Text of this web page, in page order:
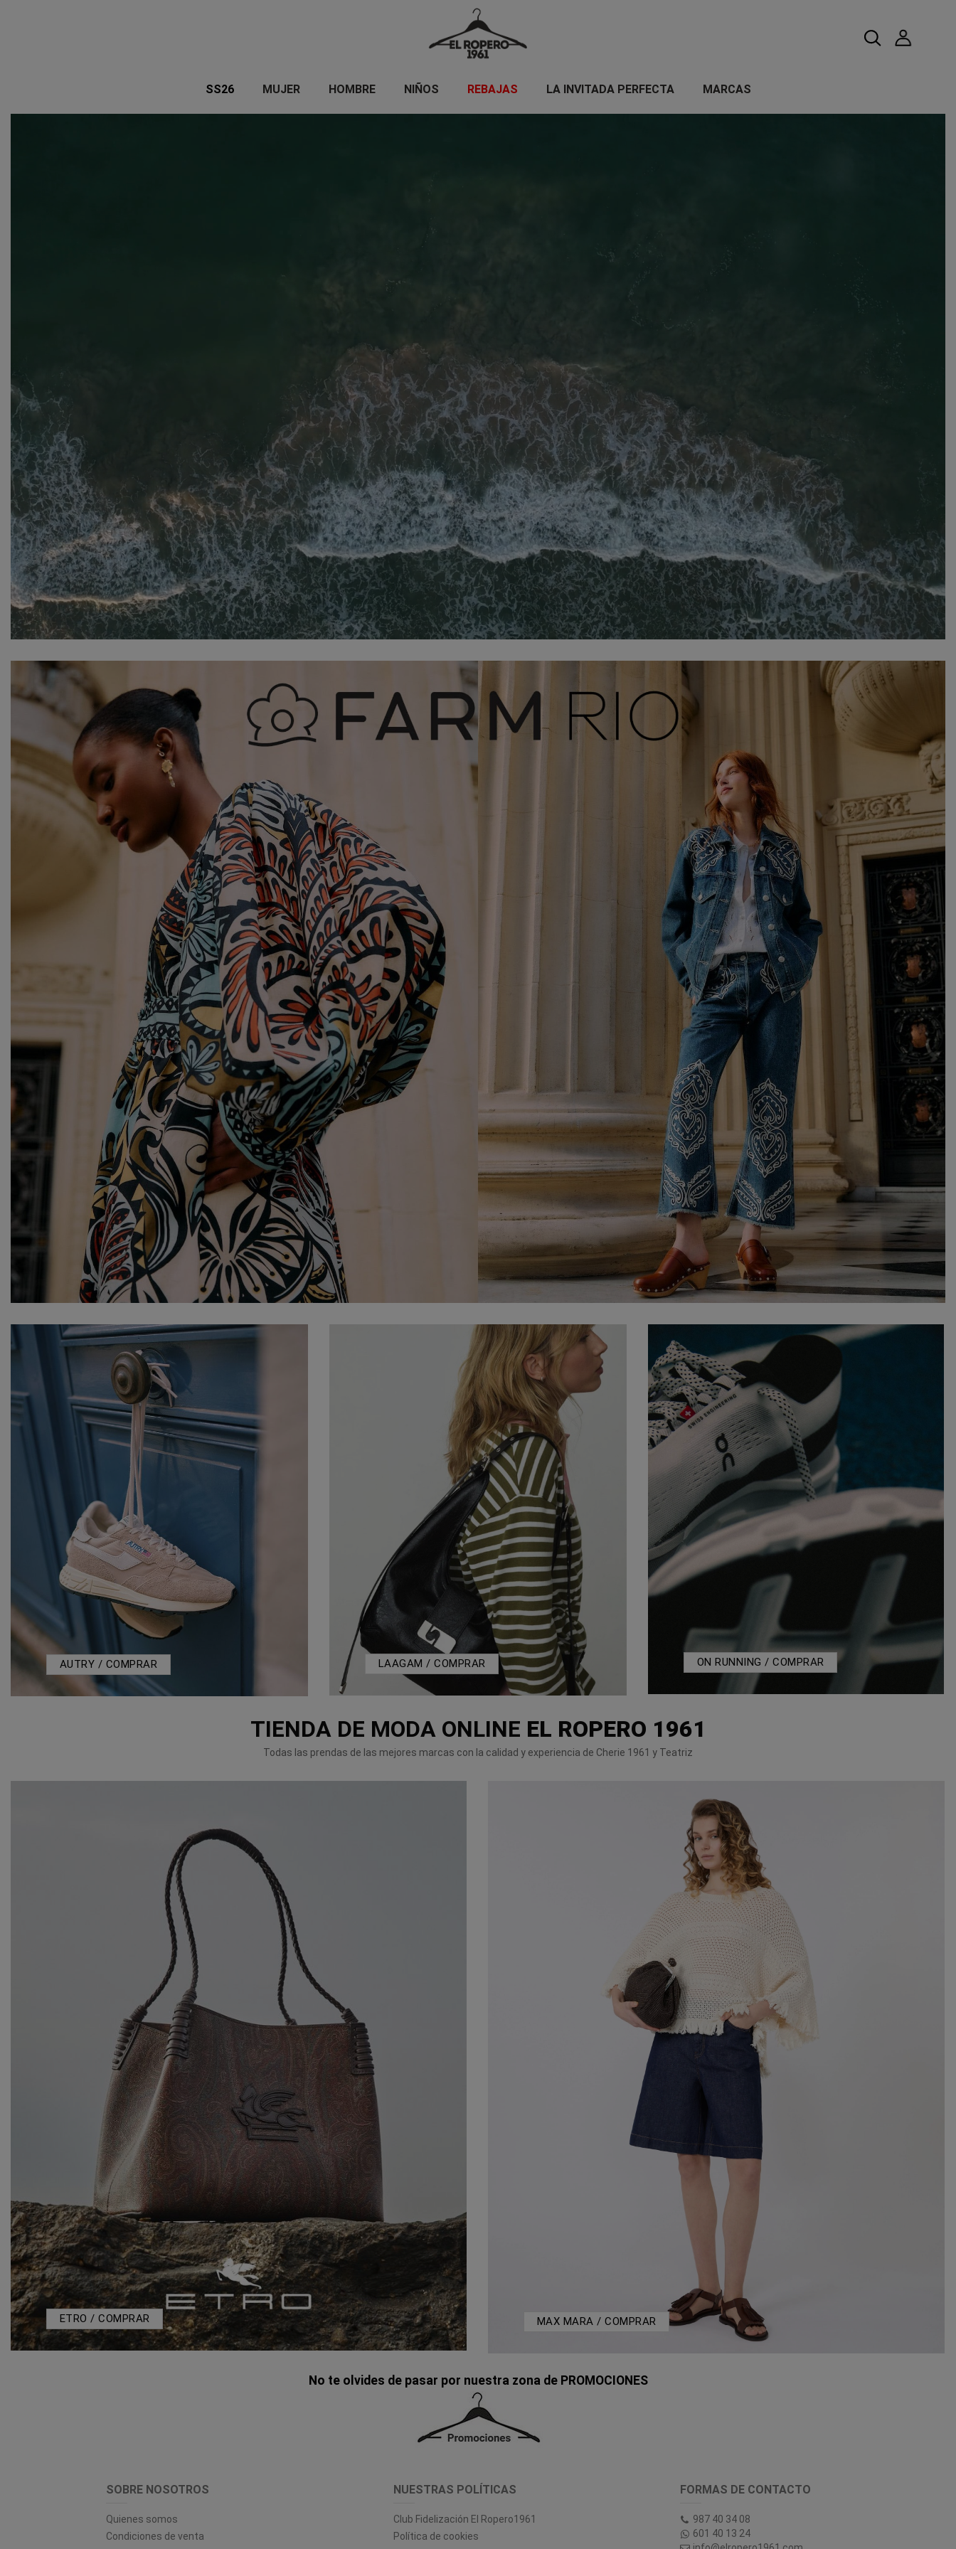
SS26 MUJER HOMBRE NIÑOS REBAJAS LA INVITADA PERFECTA MARCAS
AUTRY / COMPRAR LAAGAM / COMPRAR ON RUNNING / COMPRAR
TIENDA DE MODA ONLINE EL ROPERO 1961
Todas las prendas de las mejores marcas con la calidad y experiencia de Cherie 1961 y Teatriz
ETRO / COMPRAR MAX MARA / COMPRAR
No te olvides de pasar por nuestra zona de PROMOCIONES
SOBRE NOSOTROS
Quienes somos
Condiciones de venta
NUESTRAS POLÍTICAS
Club Fidelización El Ropero1961
Política de cookies
FORMAS DE CONTACTO
987 40 34 08
601 40 13 24